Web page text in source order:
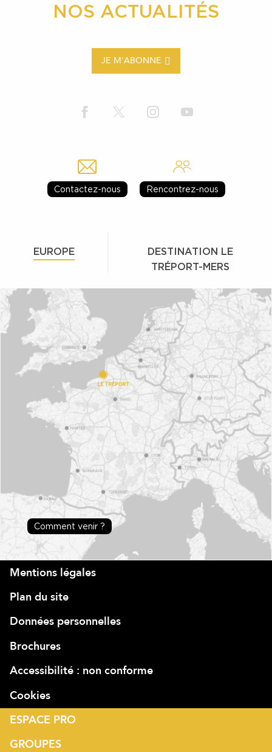
NOS ACTUALITÉS
JE M'ABONNE
Contactez-nous Rencontrez-nous
EUROPE
DESTINATION LE
TRÉPORT-MERS
Comment venir ?
Mentions légales
Plan du site
Données personnelles
Brochures
Accessibilité : non conforme
Cookies
ESPACE PRO
GROUPES